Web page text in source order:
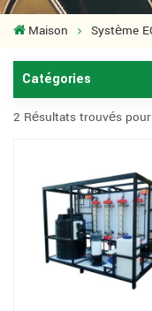
Maison Système
Catégories
2 Résultats trouvés